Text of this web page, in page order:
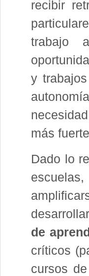
recibir
trabajo
y
más
Dado lo
de
críticos
cursos